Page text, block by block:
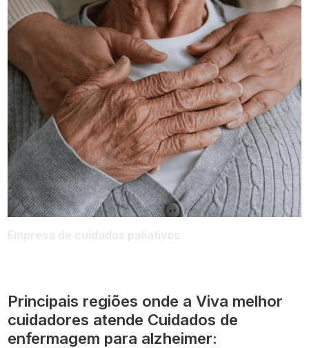
Principais regiões onde a Viva melhor
cuidadores atende Cuidados de
enfermagem para alzheimer: